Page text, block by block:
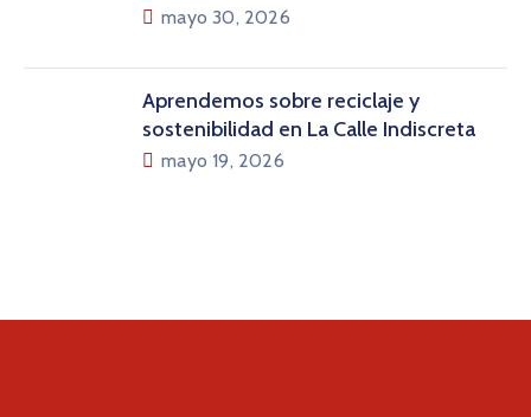
mayo 30, 2026
Aprendemos sobre reciclaje y
sostenibilidad en La Calle Indiscreta
mayo 19, 2026